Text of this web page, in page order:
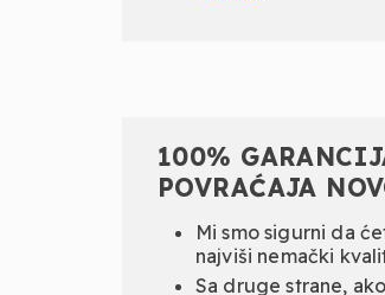
100%
POVRAĆAJA
Mi smo sigurni da
najviši nemački
Sa druge strane,